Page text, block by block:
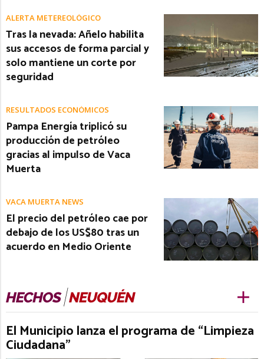
ALERTA METEREOLÓGICO
Tras la nevada: Añelo habilita
sus accesos de forma parcial y
solo mantiene un corte por
seguridad
RESULTADOS ECONÓMICOS
Pampa Energía triplicó su
producción de petróleo
gracias al impulso de Vaca
Muerta
VACA MUERTA NEWS
El precio del petróleo cae por
debajo de los US$80 tras un
acuerdo en Medio Oriente
El Municipio lanza el programa de “Limpieza
Ciudadana”